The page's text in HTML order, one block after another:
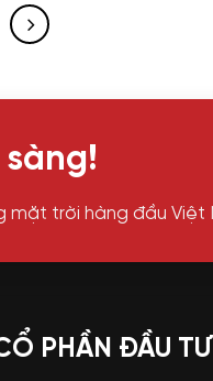
mặt trời hàng đầu Việt
PHẦN ĐẦU